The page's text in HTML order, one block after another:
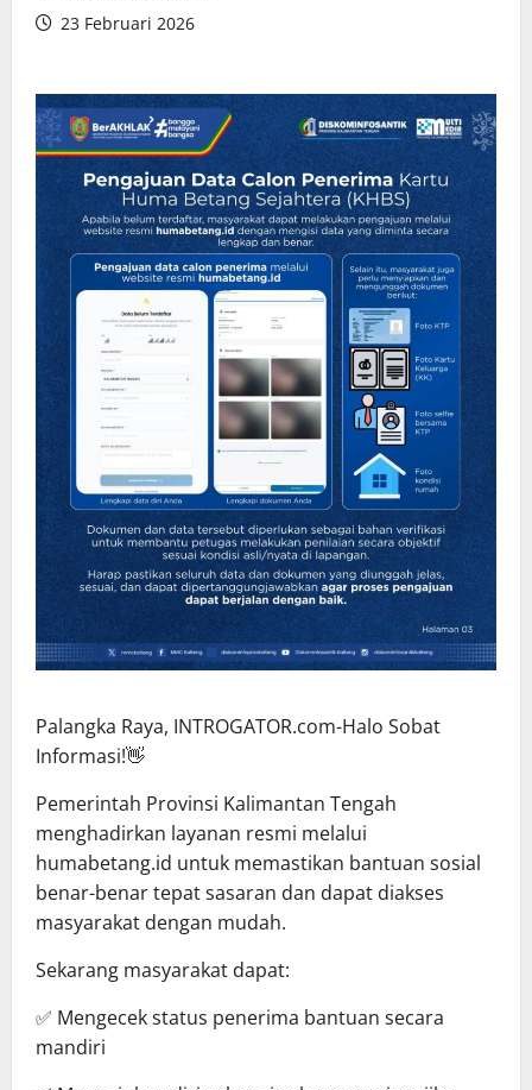
23 Februari 2026
Palangka Raya, INTROGATOR.com-Halo Sobat
Informasi!👋
Pemerintah Provinsi Kalimantan Tengah
menghadirkan layanan resmi melalui
humabetang.id untuk memastikan bantuan sosial
benar-benar tepat sasaran dan dapat diakses
masyarakat dengan mudah.
Sekarang masyarakat dapat:
✅ Mengecek status penerima bantuan secara
mandiri